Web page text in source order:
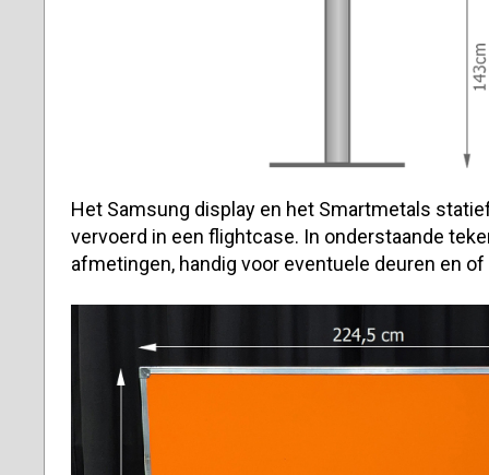
Het Samsung display en het Smartmetals
vervoerd in een flightcase. In onderstaande
afmetingen, handig voor eventuele deuren en